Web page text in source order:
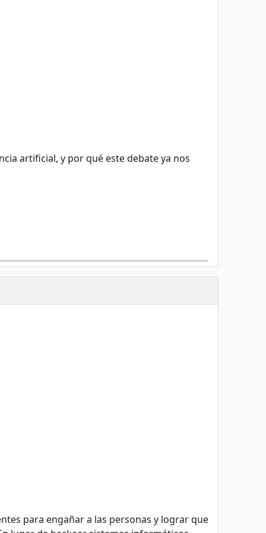
artificial, y por qué este debate ya nos
para engañar a las personas y lograr que